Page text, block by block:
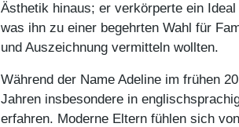
Ästhetik hinaus; er verkörperte ein
was ihn zu einer begehrten Wahl für
und Auszeichnung vermitteln wollten.
Während der Name Adeline im frühen
Jahren insbesondere in
erfahren. Moderne Eltern fühlen sich